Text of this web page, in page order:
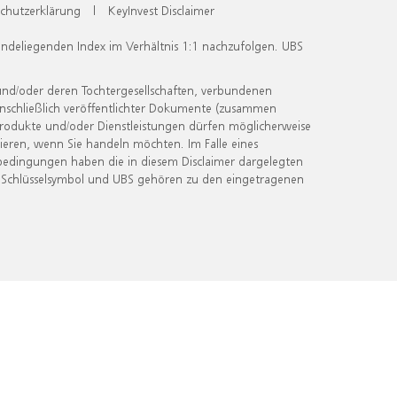
| KeyInvest Disclaimer
Index im Verhältnis 1:1 nachzufolgen. UBS
oder deren Tochtergesellschaften, verbundenen
veröffentlichter Dokumente (zusammen
und/oder Dienstleistungen dürfen möglicherweise
wenn Sie handeln möchten. Im Falle eines
haben die in diesem Disclaimer dargelegten
und UBS gehören zu den eingetragenen